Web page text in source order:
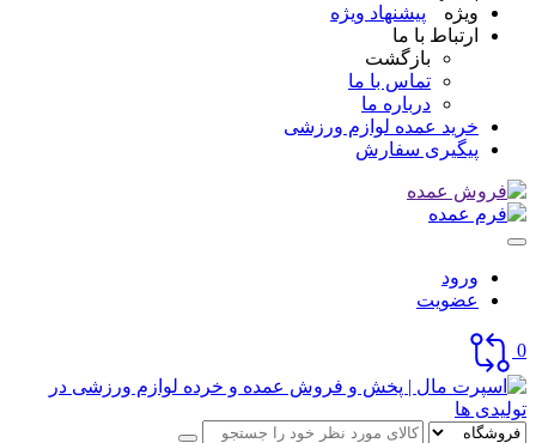
پیشنهاد ویژه
ارتباط با ما
بازگشت
تماس با ما
درباره ما
خرید عمده لوازم ورزشی
پیگیری سفارش
ورود
عضویت
0